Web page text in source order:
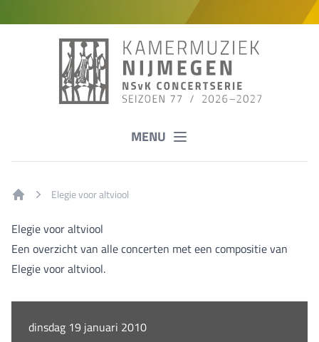
MENU
Elegie voor altviool
Elegie voor altviool
Een overzicht van alle concerten met een compositie van
Elegie voor altviool.
dinsdag 19 januari 2010